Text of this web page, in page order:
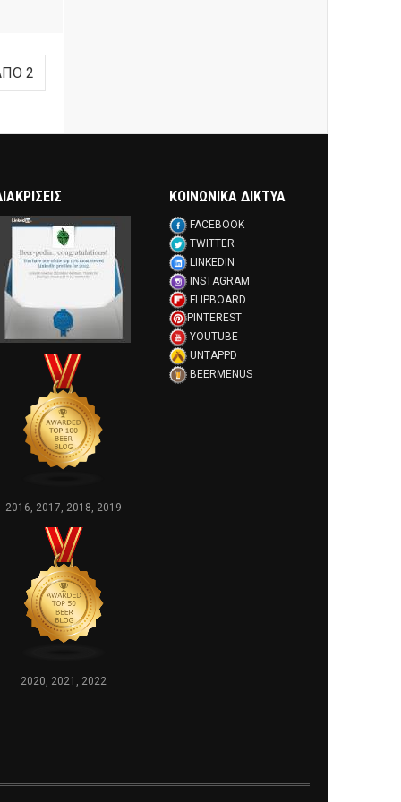
2
2016, 2017, 2018, 2019
2020, 2021, 2022
ΚΟΙΝΩΝΙΚΑ ΔΙΚΤΥΑ
FACEBOOK
TWITTER
LINKEDIN
INSTAGRAM
FLIPBOARD
PINTEREST
YOUTUBE
UNTAPPD
BEERMENUS